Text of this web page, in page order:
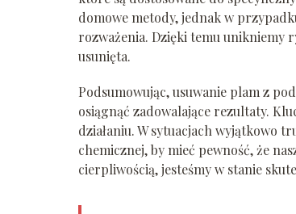
domowe metody, jednak w
rozważenia. Dzięki temu unikniemy
usunięta.
Podsumowując, usuwanie plam z
osiągnąć zadowalające rezultaty.
działaniu. W sytuacjach wyjątkowo
chemicznej, by mieć pewność, że
cierpliwością, jesteśmy w stanie